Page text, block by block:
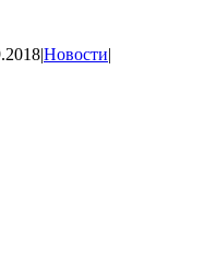
|Новости|